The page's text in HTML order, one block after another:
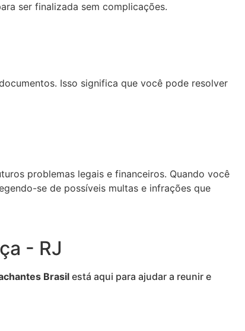
ser finalizada sem complicações.
Isso significa que você pode resolver
problemas legais e financeiros. Quando você
se de possíveis multas e infrações que
- RJ
Brasil está aqui para ajudar a reunir e